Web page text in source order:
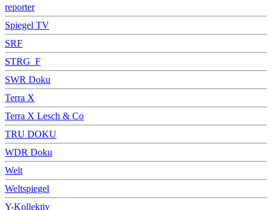
reporter
Spiegel TV
SRF
STRG_F
SWR Doku
Terra X
Terra X Lesch & Co
TRU DOKU
WDR Doku
Welt
Weltspiegel
Y-Kollektiv